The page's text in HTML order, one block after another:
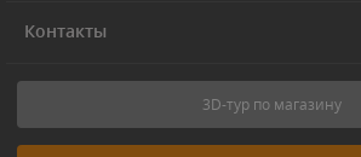
Контакты
3D-тур по магазину